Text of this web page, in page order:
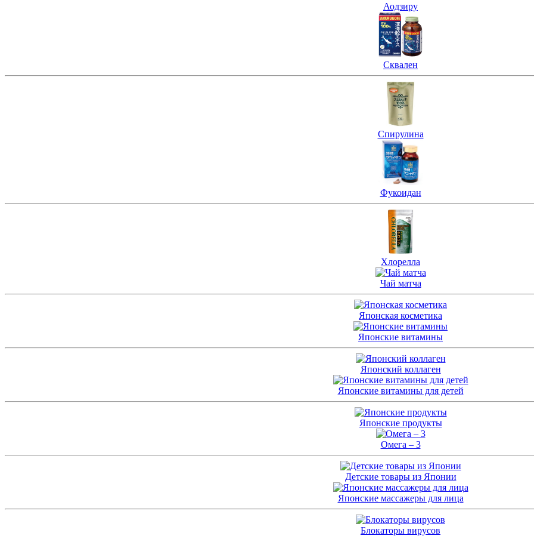
Аодзиру
Сквален
Спирулина
Фукоидан
Хлорелла
Чай матча
Японская косметика
Японские витамины
Японский коллаген
Японские витамины для детей
Японские продукты
Омега – 3
Детские товары из Японии
Японские массажеры для лица
Блокаторы вирусов